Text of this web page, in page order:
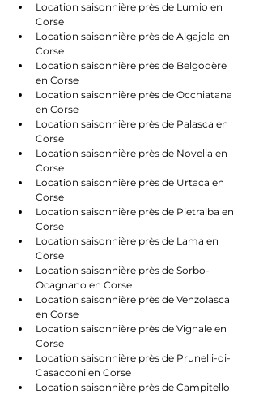
Location saisonnière près de Lumio en
Corse
Location saisonnière près de Algajola en
Corse
Location saisonnière près de Belgodère
en Corse
Location saisonnière près de Occhiatana
en Corse
Location saisonnière près de Palasca en
Corse
Location saisonnière près de Novella en
Corse
Location saisonnière près de Urtaca en
Corse
Location saisonnière près de Pietralba en
Corse
Location saisonnière près de Lama en
Corse
Location saisonnière près de Sorbo-
Ocagnano en Corse
Location saisonnière près de Venzolasca
en Corse
Location saisonnière près de Vignale en
Corse
Location saisonnière près de Prunelli-di-
Casacconi en Corse
Location saisonnière près de Campitello